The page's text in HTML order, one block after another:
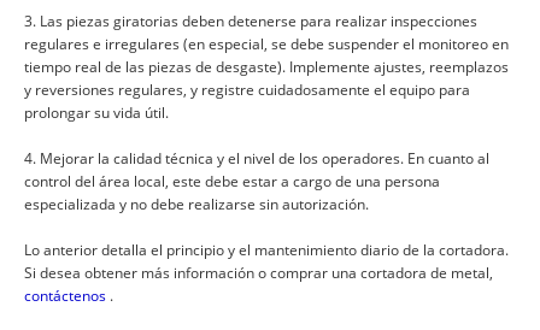
3. Las piezas giratorias deben detenerse para realizar inspecciones
regulares e irregulares (en especial, se debe suspender el monitoreo en
tiempo real de las piezas de desgaste). Implemente ajustes, reemplazos
y reversiones regulares, y registre cuidadosamente el equipo para
prolongar su vida útil.
4. Mejorar la calidad técnica y el nivel de los operadores. En cuanto al
control del área local, este debe estar a cargo de una persona
especializada y no debe realizarse sin autorización.
Lo anterior detalla el principio y el mantenimiento diario de la cortadora.
Si desea obtener más información o comprar una cortadora de metal,
contáctenos .